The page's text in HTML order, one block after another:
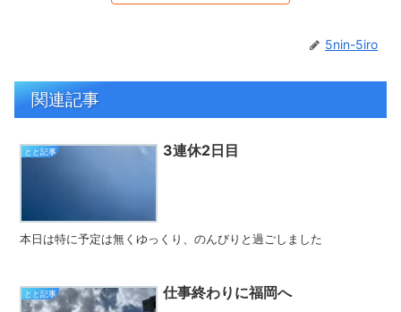
5nin-5iro
関連記事
とと記事 3連休2日目
本日は特に予定は無くゆっくり、のんびりと過ごしました
とと記事 仕事終わりに福岡へ